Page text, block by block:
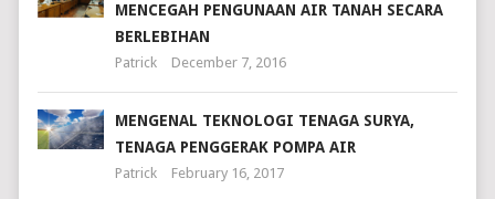
MENCEGAH PENGUNAAN AIR TANAH SECARA
BERLEBIHAN
Patrick December 7, 2016
MENGENAL TEKNOLOGI TENAGA SURYA,
TENAGA PENGGERAK POMPA AIR
Patrick February 16, 2017